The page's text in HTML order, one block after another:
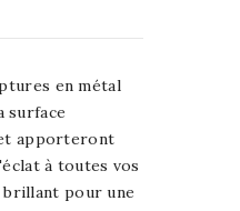
en métal
surface
apporteront
à toutes vos
brillant pour une